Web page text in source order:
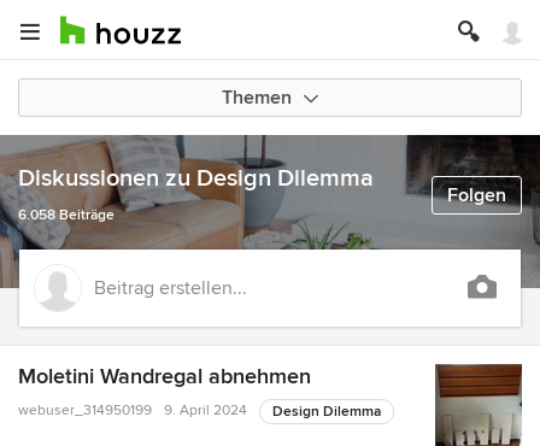
Themen
Folgen
Diskussionen zu Design Dilemma
6.058 Beiträge
Beitrag erstellen...
Moletini Wandregal abnehmen
webuser_314950199 9. April 2024 Design Dilemma